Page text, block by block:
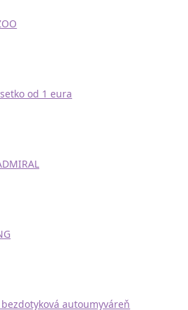
od 1 eura
bezdotyková autoumyváreň